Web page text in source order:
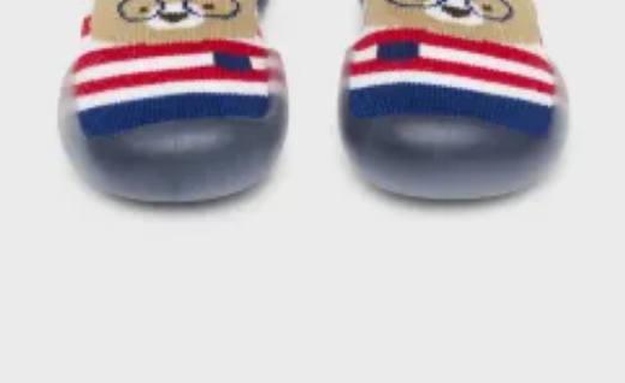
Este producto no está disponible porque no quedan
existencias.
Los productos personalizados se hacen bajo pedido, verifica
que el producto sea personalizable:
La personalización no esta incluida en el precio.